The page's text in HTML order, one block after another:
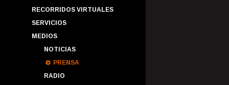
RECORRIDOS VIRTUALES
SERVICIOS
MEDIOS
NOTICIAS
PRENSA
RADIO